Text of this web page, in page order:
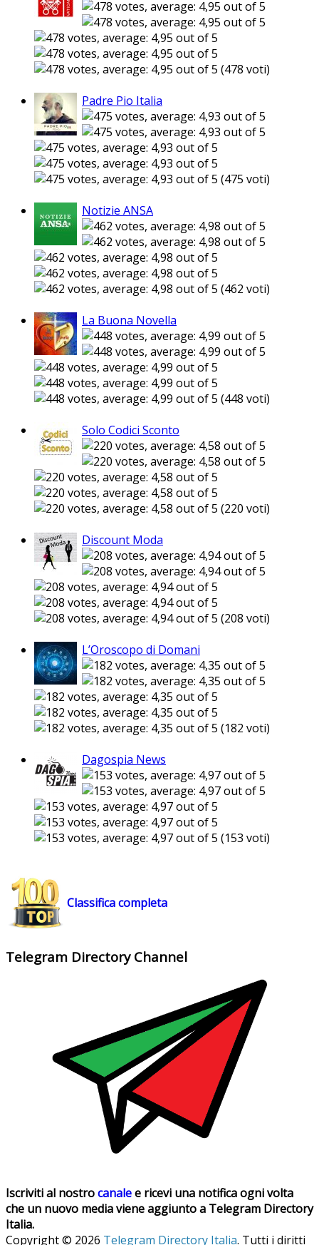
(478 voti)
Padre Pio Italia
(475 voti)
Notizie ANSA
(462 voti)
La Buona Novella
(448 voti)
Solo Codici Sconto
(220 voti)
Discount Moda
(208 voti)
L’Oroscopo di Domani
(182 voti)
Dagospia News
(153 voti)
Classifica completa
Telegram Directory Channel
Iscriviti al nostrocanalee ricevi una notifica ogni volta
che un nuovo media viene aggiunto a Telegram Directory
Italia.
Copyright © 2026 Telegram Directory Italia. Tutti i diritti